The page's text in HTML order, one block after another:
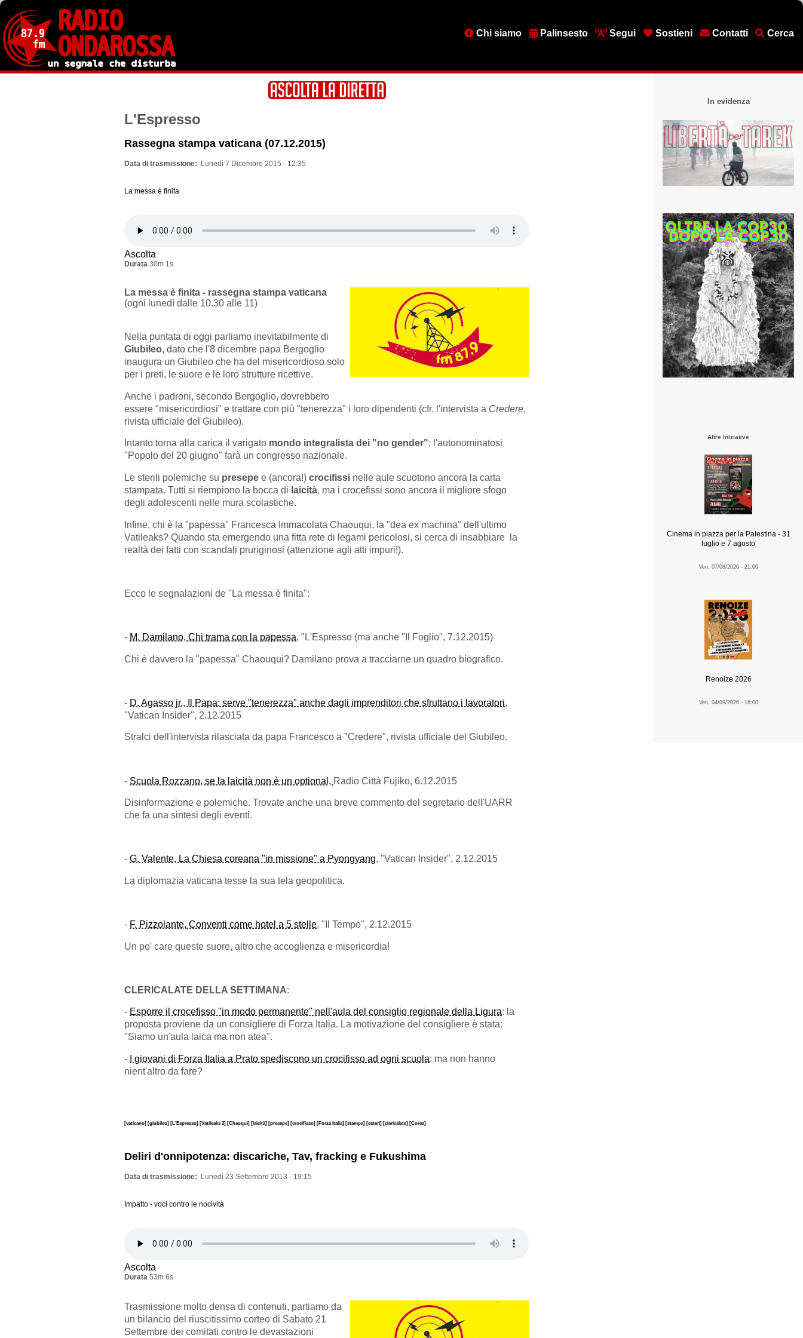
Salta
contenuto
principale
MenuChi siamo Palinsesto Segui Sostieni Contatti Cerca
L'Espresso
Rassegna stampa vaticana (07.12.2015)
Data di trasmissione Lunedì 7 Dicembre 2015 - 12:35
La messa è finita
Ascolta
Durata 30m 1s
La messa è finita - rassegna stampa vaticana
(ogni lunedì dalle 10.30 alle 11)
Nella puntata di oggi parliamo inevitabilmente di
Giubileo, dato che l'8 dicembre papa Bergoglio
inaugura un Giubileo che ha del misericordioso solo
per i preti, le suore e le loro strutture ricettive.
Anche i padroni, secondo Bergoglio, dovrebbero
essere "misericordiosi" e trattare con più "tenerezza" i loro dipendenti (cfr. l'intervista a Credere,
rivista ufficiale del Giubileo).
Intanto torna alla carica il varigato mondo integralista dei "no gender"; l'autonominatosi
"Popolo del 20 giugno" farà un congresso nazionale.
Le sterili polemiche su presepe e (ancora!) crocifissi nelle aule scuotono ancora la carta
stampata. Tutti si riempiono la bocca di laicità, ma i crocefissi sono ancora il migliore sfogo
degli adolescenti nelle mura scolastiche.
Infine, chi è la "papessa" Francesca Immacolata Chaouqui, la "dea ex machina" dell'ultimo
Vatileaks? Quando sta emergendo una fitta rete di legami pericolosi, si cerca di insabbiare la
realtà dei fatti con scandali pruriginosi (attenzione agli atti impuri!).
Ecco le segnalazioni de "La messa è finita":
- M. Damilano, Chi trama con la papessa, "L'Espresso (ma anche "Il Foglio", 7.12.2015)
Chi è davvero la "papessa" Chaouqui? Damilano prova a tracciarne un quadro biografico.
- D. Agasso jr., Il Papa: serve "tenerezza" anche dagli imprenditori che sfruttano i lavoratori,
"Vatican Insider", 2.12.2015
Stralci dell'intervista rilasciata da papa Francesco a "Credere", rivista ufficiale del Giubileo.
- Scuola Rozzano, se la laicità non è un optional, Radio Città Fujiko, 6.12.2015
Disinformazione e polemiche. Trovate anche una breve commento del segretario dell'UARR
che fa una sintesi degli eventi.
- G. Valente, La Chiesa coreana "in missione" a Pyongyang, "Vatican Insider", 2.12.2015
La diplomazia vaticana tesse la sua tela geopolitica.
- F. Pizzolante, Conventi come hotel a 5 stelle, "Il Tempo", 2.12.2015
Un po' care queste suore, altro che accoglienza e misericordia!
CLERICALATE DELLA SETTIMANA:
- Esporre il crocefisso "in modo permanente" nell'aula del consiglio regionale della Ligura: la
proposta proviene da un consigliere di Forza Italia. La motivazione del consigliere è stata:
"Siamo un'aula laica ma non atea".
- I giovani di Forza Italia a Prato spediscono un crocifisso ad ogni scuola: ma non hanno
nient'altro da fare?
[vaticano] [giubileo] [L'Espresso] [Vatileaks 2] [Chaoqui] [laicità] [presepe] [crocifisso] [Forza Italia] [stampa] [esteri] [clericalate] [Corea]
Deliri d'onnipotenza: discariche, Tav, fracking e Fukushima
Data di trasmissione Lunedì 23 Settembre 2013 - 19:15
Impatto - voci contro le nocività
Ascolta
Durata 53m 6s
Trasmissione molto densa di contenuti, partiamo da
un bilancio del riuscitissimo corteo di Sabato 21
Settembre dei comitati contro le devastazioni
In evidenza
Altre Iniziative
Cinema in piazza per la Palestina - 31
luglio e 7 agosto
Ven, 07/08/2026 - 21:00
Renoize 2026
Ven, 04/09/2026 - 16:00